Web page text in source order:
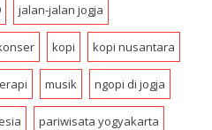
jalan-jalan jogja
kopi kopi nusantara
musik ngopi di jogja
pariwisata yogyakarta